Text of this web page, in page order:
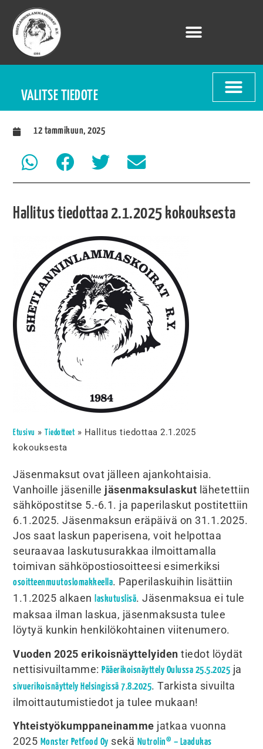
12 tammikuun, 2025
Hallitus tiedottaa 2.1.2025 kokouksesta
Etusivu » Tiedotteet » Hallitus tiedottaa 2.1.2025
kokouksesta
Jäsenmaksut ovat jälleen ajankohtaisia.
Vanhoille jäsenille jäsenmaksulaskut lähetettiin
sähköpostitse 5.-6.1. ja paperilaskut postitettiin
6.1.2025. Jäsenmaksun eräpäivä on 31.1.2025.
Jos saat laskun paperisena, voit helpottaa
seuraavaa laskutusurakkaa ilmoittamalla
toimivan sähköpostiosoitteesi esimerkiksi
osoitteenmuutoslomakkeella. Paperilaskuihin lisättiin
1.1.2025 alkaen laskutuslisä. Jäsenmaksua ei tule
maksaa ilman laskua, jäsenmaksusta tulee
löytyä kunkin henkilökohtainen viitenumero.
Vuoden 2025 erikoisnäyttelyiden tiedot löydät
nettisivuiltamme:Pääerikoisnäyttely Oulussa 25.5.2025 ja
sivuerikoisnäyttely Helsingissä 7.8.2025. Tarkista sivuilta
ilmoittautumistiedot ja tulee mukaan!
Yhteistyökumppaneinamme jatkaa vuonna
2025 Monster Petfood Oy sekä Nutrolin® – Laadukas
VALITSE TIEDOTE